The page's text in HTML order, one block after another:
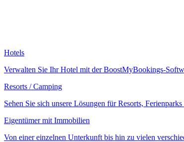
Hotels
Verwalten Sie Ihr Hotel mit der BoostMyBookings-
Resorts / Camping
Sehen Sie sich unsere Lösungen für Resorts,
Eigentümer mit Immobilien
Von einer einzelnen Unterkunft bis hin zu vielen